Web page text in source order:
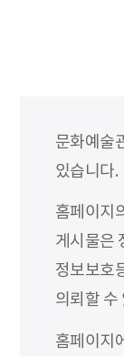
문화예술
있습니다.
홈페이지
게시물은
정보보호
의뢰할 수
홈페이지